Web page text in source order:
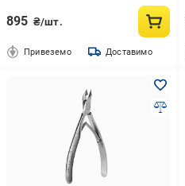
895 ₴/шт.
Привеземо Доставимо